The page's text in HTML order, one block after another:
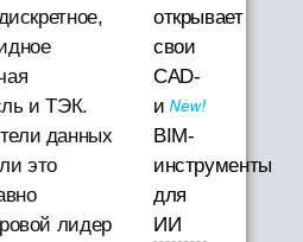
и ТЭК.
данных
это
лидер
открывает
свои
CAD-
и
BIM-
инструменты
для
ИИ